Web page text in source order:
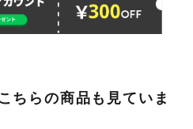
ちらの商品も見ていま